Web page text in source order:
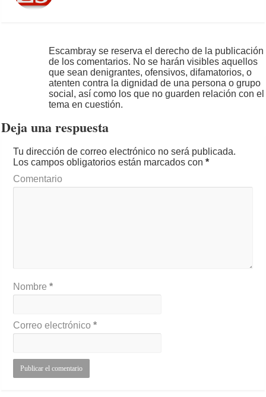
Escambray se reserva el derecho de la publicación
de los comentarios. No se harán visibles aquellos
que sean denigrantes, ofensivos, difamatorios, o
atenten contra la dignidad de una persona o grupo
social, así como los que no guarden relación con el
tema en cuestión.
Deja una respuesta
Tu dirección de correo electrónico no será publicada.
Los campos obligatorios están marcados con*
Comentario
Nombre*
Correo electrónico*